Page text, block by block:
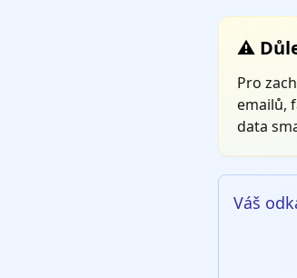
⚠️
Pro
emailů,
data
Váš